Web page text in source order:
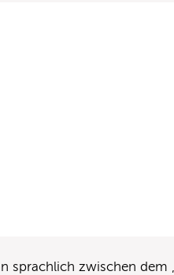
sprachlich zwischen dem